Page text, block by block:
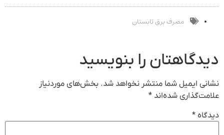
ثبت کن
دیجیتال
مصرف برق تابستان
دیدگاهتان را بنویسید
نشانی ایمیل شما منتشر نخواهد شد. بخش‌های موردنیاز
علامت‌گذاری شده‌اند *
دیدگاه *